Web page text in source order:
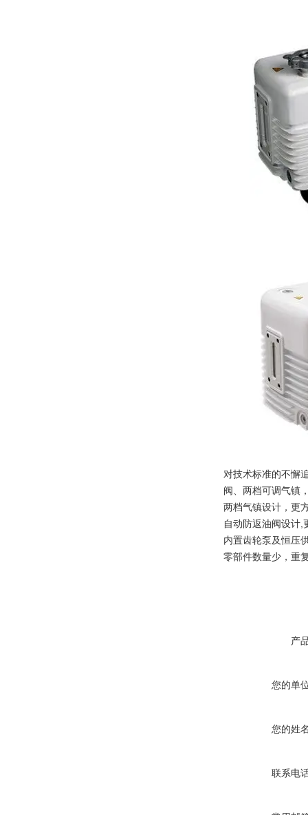
对技术标准的不懈
阀、两档可调气镇
两档气镇设计，更
自动防返油阀设计,
内置齿轮泵及恒压
零部件数量少，重
产
您的单
您的姓
联系电